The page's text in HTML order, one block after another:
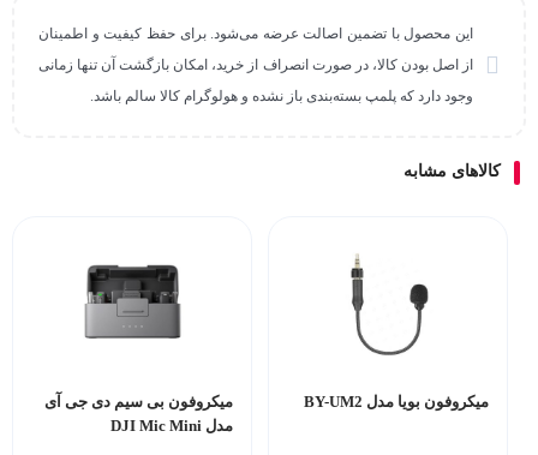
این محصول با تضمین اصالت عرضه می‌شود. برای حفظ کیفیت و اطمینان
از اصل بودن کالا، در صورت انصراف از خرید، امکان بازگشت آن تنها زمانی
وجود دارد که پلمپ بسته‌بندی باز نشده و هولوگرام کالا سالم باشد.
کالاهای مشابه
میکروفون بویا مدل BY-UM2
میکروفون بی‌ سیم دی جی آی
مدل DJI Mic Mini